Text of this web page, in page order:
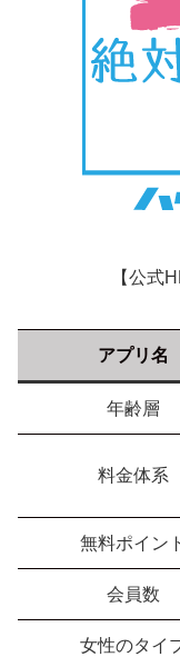
【公式
アプリ名
年齢層
料金体系
無料ポイン
会員数
女性のタイ